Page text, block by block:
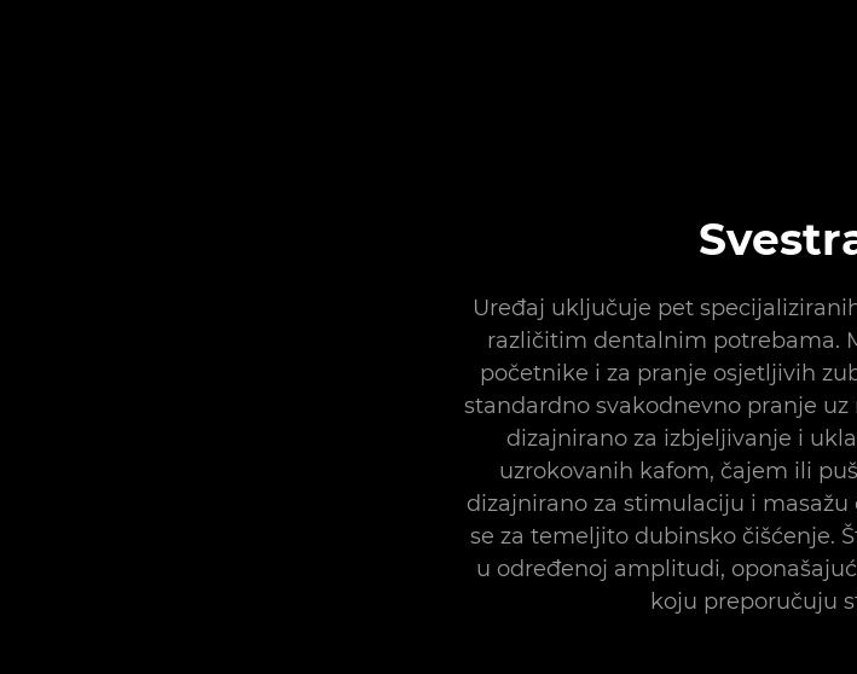
Uređaj uključuje pet
različitim dentalnim potrebama.
početnike i za pranje osjetljivih
standardno svakodnevno pranje
dizajnirano za izbjeljivanje i
uzrokovanih kafom, čajem ili
dizajnirano za stimulaciju i
se za temeljito dubinsko čišćenje.
u određenoj amplitudi,
koju preporučuju